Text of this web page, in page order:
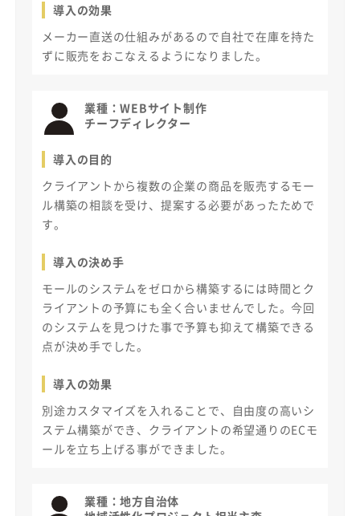
導入の効果
メーカー直送の仕組みがあるので自社で在庫を持た
ずに販売をおこなえるようになりました。
業種：WEBサイト制作
チーフディレクター
導入の目的
クライアントから複数の企業の商品を販売するモー
ル構築の相談を受け、提案する必要があったためで
す。
導入の決め手
モールのシステムをゼロから構築するには時間とク
ライアントの予算にも全く合いませんでした。今回
のシステムを見つけた事で予算も抑えて構築できる
点が決め手でした。
導入の効果
別途カスタマイズを入れることで、自由度の高いシ
ステム構築ができ、クライアントの希望通りのECモ
ールを立ち上げる事ができました。
業種：地方自治体